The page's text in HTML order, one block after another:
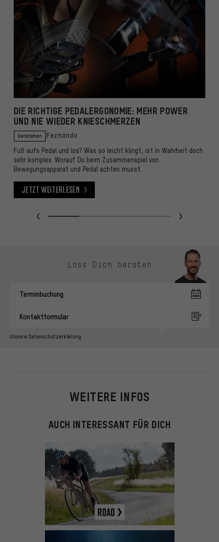
DIE RICHTIGE PEDALERGONOMIE: MEHR POWER
UND NIE WIEDER KNIESCHMERZEN
Verstehen Fernando
Fuß aufs Pedal und los? Was so leicht klingt, ist in Wahrheit doch
sehr komplex. Worauf Du beim Zusammenspiel von
Bewegungsapparat und Pedal achten musst.
Jetzt weiterlesen
Lass Dich beraten
Terminbuchung
Kontaktformular
Unsere Datenschutzerklärung
WEITERE INFOS
AUCH INTERESSANT FÜR DICH